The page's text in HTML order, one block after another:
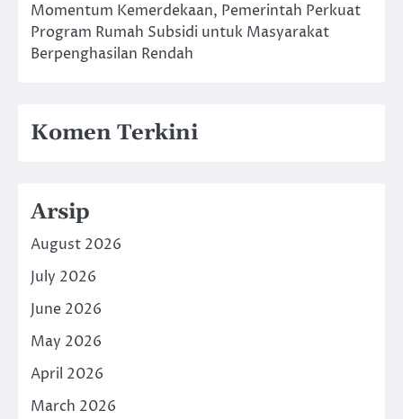
Momentum Kemerdekaan, Pemerintah Perkuat
Program Rumah Subsidi untuk Masyarakat
Berpenghasilan Rendah
Komen Terkini
Arsip
August 2026
July 2026
June 2026
May 2026
April 2026
March 2026